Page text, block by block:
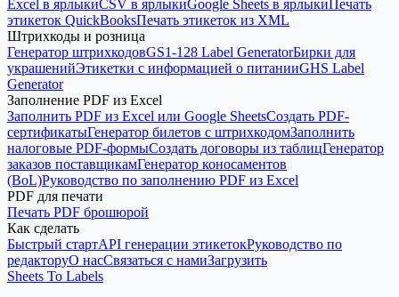
Excel в ярлыкиCSV в ярлыкиGoogle Sheets в ярлыкиПечать
этикеток QuickBooksПечать этикеток из XML
Штрихкоды и розница
Генератор штрихкодовGS1-128 Label GeneratorБирки для
украшенийЭтикетки с информацией о питанииGHS Label
Generator
Заполнение PDF из Excel
Заполнить PDF из Excel или Google SheetsСоздать PDF-
сертификатыГенератор билетов с штрихкодомЗаполнить
налоговые PDF-формыСоздать договоры из таблицГенератор
заказов поставщикамГенератор коносаментов
(BoL)Руководство по заполнению PDF из Excel
PDF для печати
Печать PDF брошюрой
Как сделать
Быстрый стартAPI генерации этикетокРуководство по
редакторуО насСвязаться с намиЗагрузить
Sheets To Labels